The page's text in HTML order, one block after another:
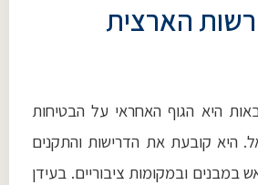
הארצית
היא הגוף האחראי על הבטיחות
היא קובעת את הדרישות והתקנים
במבנים ובמקומות ציבוריים. בעידן